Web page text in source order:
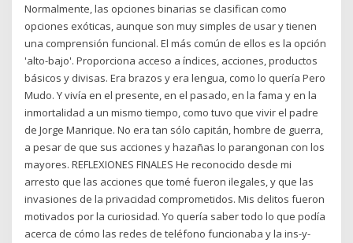
Normalmente, las opciones binarias se clasifican como
opciones exóticas, aunque son muy simples de usar y tienen
una comprensión funcional. El más común de ellos es la opción
'alto-bajo'. Proporciona acceso a índices, acciones, productos
básicos y divisas. Era brazos y era lengua, como lo quería Pero
Mudo. Y vivía en el presente, en el pasado, en la fama y en la
inmortalidad a un mismo tiempo, como tuvo que vivir el padre
de Jorge Manrique. No era tan sólo capitán, hombre de guerra,
a pesar de que sus acciones y hazañas lo parangonan con los
mayores. REFLEXIONES FINALES He reconocido desde mi
arresto que las acciones que tomé fueron ilegales, y que las
invasiones de la privacidad comprometidos. Mis delitos fueron
motivados por la curiosidad. Yo quería saber todo lo que podía
acerca de cómo las redes de teléfono funcionaba y la ins-y-